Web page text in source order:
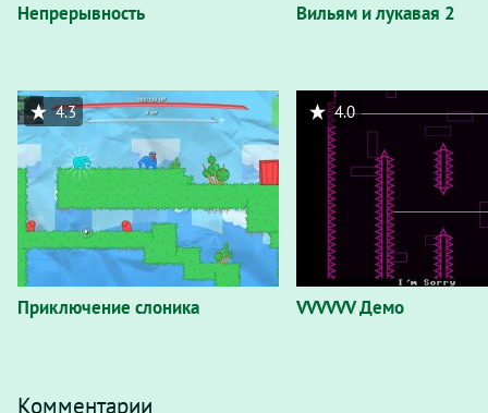
Непрерывность Вильям и лукавая 2
Приключение слоника
4.3
VVVVVV Демо
4.0
Комментарии